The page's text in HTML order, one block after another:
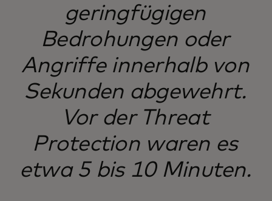
geringfügigen
Bedrohungen oder
Angriffe innerhalb von
Sekunden abgewehrt.
Vor der Threat
Protection waren es
etwa 5 bis 10 Minuten.